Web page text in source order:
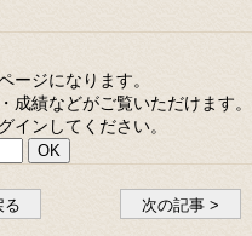
ージになります。
成績などがご覧いただけます。
インしてください。
る 次の記事 >